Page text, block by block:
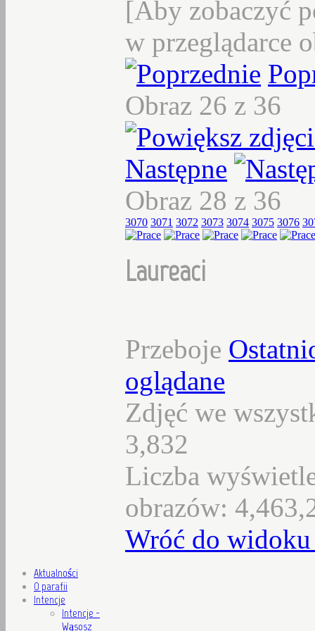
[Aby zobaczyć
w przeglądarce
Obraz 26 z 36
Następne
Obraz 28 z 36
3070 3071 3072 3073 3074 3075 3076
Laureaci
Przeboje
oglądane
Zdjęć we
3,832
Liczba
obrazów:
Wróć do
Aktualności
O parafii
Intencje
Intencje -
Wąsosz